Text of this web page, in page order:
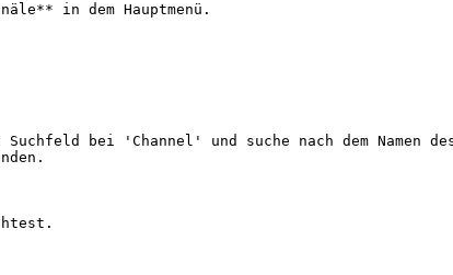
in dem Hauptmenü.
bei 'Channel' und suche nach dem Namen